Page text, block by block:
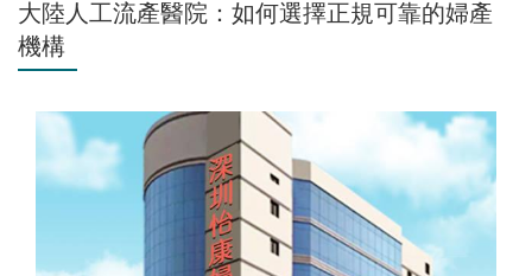
大陸人工流產醫院：如何選擇正規可靠的婦產
機構